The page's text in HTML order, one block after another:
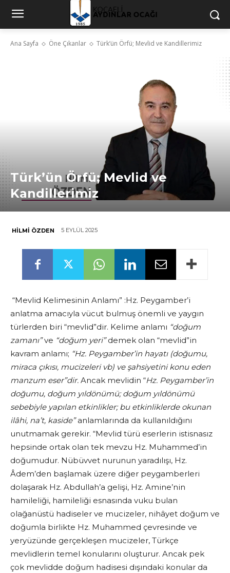
Ana Sayfa Öne Çıkanlar Türk’ün Örfü; Mevlid ve Kandillerimiz
Türk’ün Örfü; Mevlid ve
Kandillerimiz
HILMI ÖZDEN 5 EYLÜL 2025
“Mevlid Kelimesinin Anlamı” :Hz. Peygamber’i
anlatma amacıyla vücut bulmuş önemli ve yaygın
türlerden biri “mevlid”dir. Kelime anlamı “doğum
zamanı”ve “doğum yeri”demek olan “mevlid”in
kavram anlamı; “Hz. Peygamber’in hayatı (doğumu,
miraca çıkısı, mucizeleri vb) ve şahsiyetini konu eden
manzum eser”dir. Ancak mevlidin “Hz. Peygamber’in
doğumu, doğum yıldönümü; doğum yıldönümü
sebebiyle yapılan etkinlikler; bu etkinliklerde okunan
ilâhi, na’t, kaside”anlamlarında da kullanıldığını
unutmamak gerekir. “Mevlid türü eserlerin istisnasız
hepsinde ortak olan tek mevzu Hz. Muhammed’in
doğumudur. Nübüvvet nurunun yaradılışı, Hz.
Âdem’den başlamak üzere diğer peygamberleri
dolaşarak Hz. Abdullah’a gelişi, Hz. Amine’nin
hamileliği, hamileliği esnasında vuku bulan
olağanüstü hadiseler ve mucizeler, nihâyet doğum ve
doğumla birlikte Hz. Muhammed çevresinde ve
yeryüzünde gerçekleşen mucizeler, Türkçe
mevlidlerin temel konularını oluşturur. Ancak pek
çok mevlidde doğum hadisesi dışındaki konular da